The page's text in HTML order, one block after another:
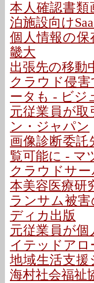
本人確認書
泊施設向け
個人情報の
畿大
出張先の移動
クラウド侵
ータも - ビジ
元従業員が
ン・ジャパン
画像診断委
覧可能に - マ
クラウドサ
本美容医療研
ランサム被
ディカ出版
元従業員が
イテッドアロ
地域生活支
海村社会福祉